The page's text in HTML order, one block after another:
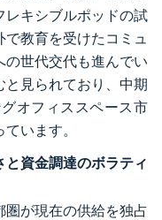
レキシブルポッドの試
教育を受けたコミュ
世代交代も進んでい
と見られており、中期
オフィススペース市
います。
資金調達のボラティ
圏が現在の供給を独占